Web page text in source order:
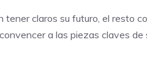
claros su futuro, el resto
a las piezas claves